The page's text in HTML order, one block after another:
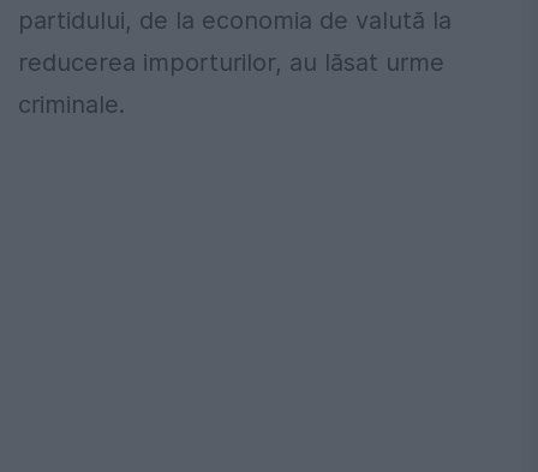
partidului, de la economia de valută la
reducerea importurilor, au lăsat urme
criminale.